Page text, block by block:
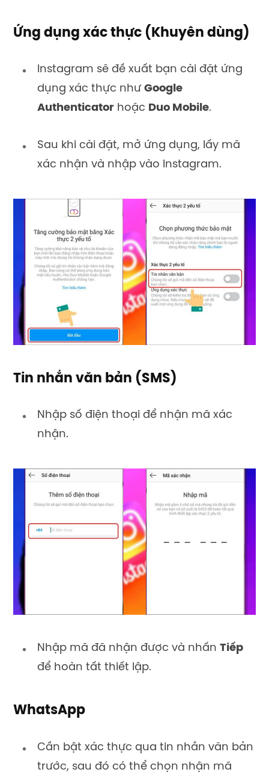
Ứng dụng xác thực (Khuyên dùng)
Instagram sẽ đề xuất bạn cài đặt ứng
dụng xác thực như Google
Authenticator hoặc Duo Mobile.
Sau khi cài đặt, mở ứng dụng, lấy mã
xác nhận và nhập vào Instagram.
Tin nhắn văn bản (SMS)
Nhập số điện thoại để nhận mã xác
nhận.
Nhập mã đã nhận được và nhấn Tiếp
để hoàn tất thiết lập.
WhatsApp
Cần bật xác thực qua tin nhắn văn bản
trước, sau đó có thể chọn nhận mã